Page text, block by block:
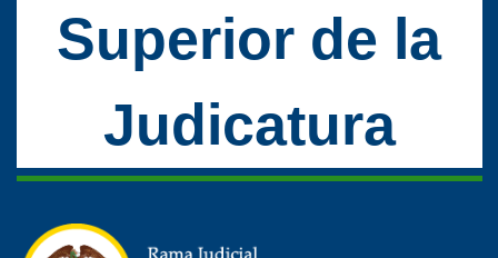
Superior de la
Judicatura